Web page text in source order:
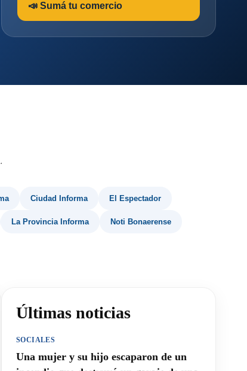
📣 Sumá tu comercio
Ciudad Informa El Espectador
La Provincia Informa Noti Bonaerense
Últimas noticias
SOCIALES
Una mujer y su hijo escaparon de un